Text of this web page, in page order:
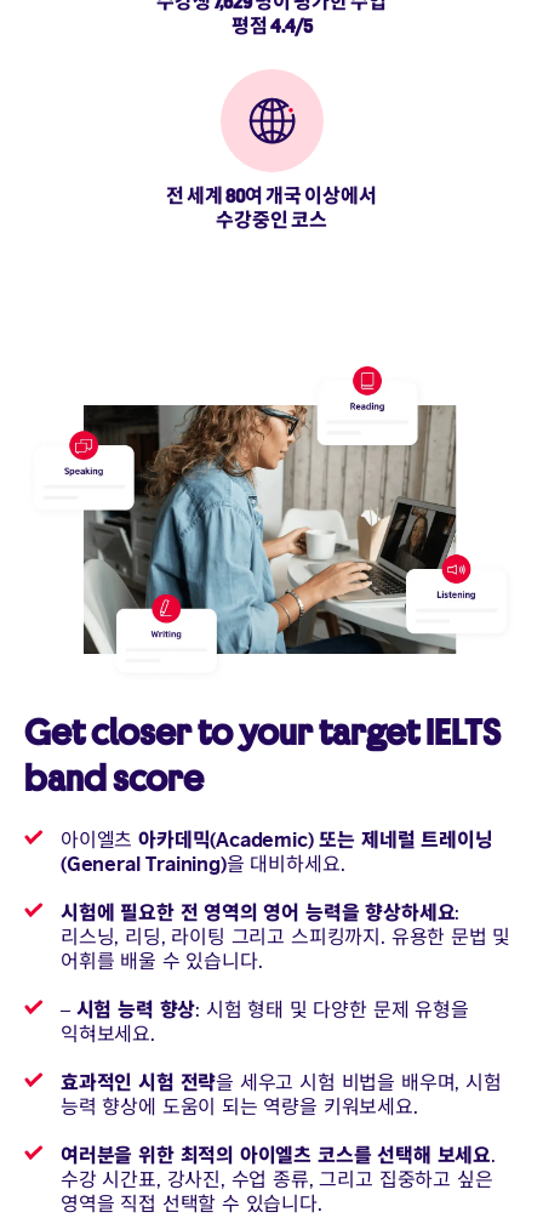
평점 4.4/5
전 세계 80여 개국 이상에서
수강중인 코스
Get closer to your target IELTS
band score
아이엘츠아카데믹(Academic) 또는 제네럴 트레이닝
(General Training)을 대비하세요.
시험에 필요한 전 영역의 영어 능력을 향상하세요:
리스닝, 리딩, 라이팅 그리고 스피킹까지. 유용한 문법 및
어휘를 배울 수 있습니다.
– 시험 능력 향상: 시험 형태 및 다양한 문제 유형을
익혀보세요.
효과적인 시험 전략을 세우고 시험 비법을 배우며, 시험
능력 향상에 도움이 되는 역량을 키워보세요.
여러분을 위한 최적의 아이엘츠 코스를 선택해 보세요.
수강 시간표, 강사진, 수업 종류, 그리고 집중하고 싶은
영역을 직접 선택할 수 있습니다.